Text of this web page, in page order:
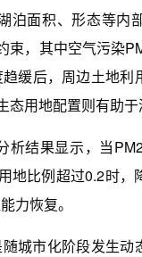
面积、形态等内
，其中空气污染
缓后，周边土地利
用地配置则有助于
结果显示，当
地比例超过0.2时，
力恢复。
市化阶段发生动